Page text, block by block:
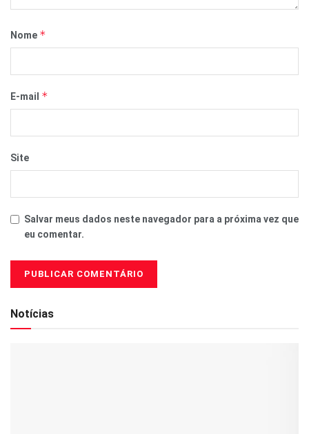
Nome *
E-mail *
Site
Salvar meus dados neste navegador para a próxima vez que
eu comentar.
Notícias